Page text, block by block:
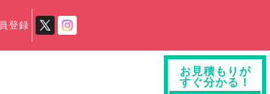
登録
お見積もりが
すぐ分かる！